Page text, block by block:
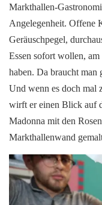
Markthallen-
Angelegenheit. Offene
Geräuschpegel,
Essen sofort wollen,
haben. Da braucht man
Und wenn es doch mal
wirft er einen Blick auf
Madonna mit den
Markthallenwand